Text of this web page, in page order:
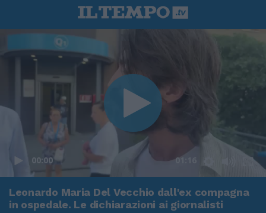
00:00 01:16
Leonardo Maria Del Vecchio dall'ex compagna
in ospedale. Le dichiarazioni ai giornalisti